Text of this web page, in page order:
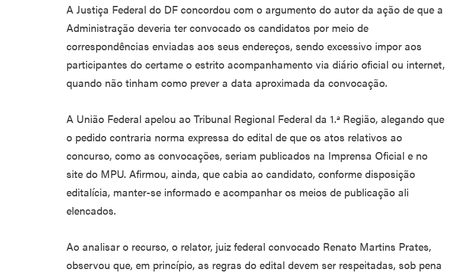
A Justiça Federal do DF concordou com o argumento do autor da ação de que a
Administração deveria ter convocado os candidatos por meio de
correspondências enviadas aos seus endereços, sendo excessivo impor aos
participantes do certame o estrito acompanhamento via diário oficial ou internet,
quando não tinham como prever a data aproximada da convocação.
A União Federal apelou ao Tribunal Regional Federal da 1.ª Região, alegando que
o pedido contraria norma expressa do edital de que os atos relativos ao
concurso, como as convocações, seriam publicados na Imprensa Oficial e no
site do MPU. Afirmou, ainda, que cabia ao candidato, conforme disposição
editalícia, manter-se informado e acompanhar os meios de publicação ali
elencados.
Ao analisar o recurso, o relator, juiz federal convocado Renato Martins Prates,
observou que, em princípio, as regras do edital devem ser respeitadas, sob pena